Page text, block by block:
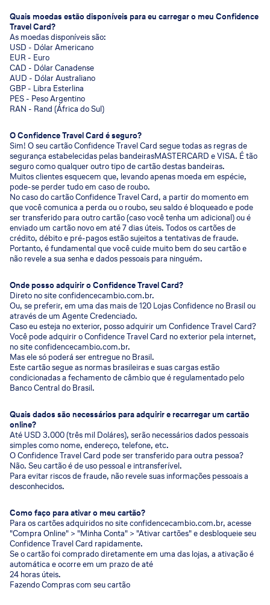
Quais moedas estão disponíveis para eu carregar o meu Confidence
Travel Card?
As moedas disponíveis são:
USD - Dólar Americano
EUR - Euro
CAD - Dólar Canadense
AUD - Dólar Australiano
GBP - Libra Esterlina
PES - Peso Argentino
RAN - Rand (África do Sul)
O Confidence Travel Card é seguro?
Sim! O seu cartão Confidence Travel Card segue todas as regras de
segurança estabelecidas pelas bandeirasMASTERCARD e VISA. É tão
seguro como qualquer outro tipo de cartão destas bandeiras.
Muitos clientes esquecem que, levando apenas moeda em espécie,
pode-se perder tudo em caso de roubo.
No caso do cartão Confidence Travel Card, a partir do momento em
que você comunica a perda ou o roubo, seu saldo é bloqueado e pode
ser transferido para outro cartão (caso você tenha um adicional) ou é
enviado um cartão novo em até 7 dias úteis. Todos os cartões de
crédito, débito e pré-pagos estão sujeitos a tentativas de fraude.
Portanto, é fundamental que você cuide muito bem do seu cartão e
não revele a sua senha e dados pessoais para ninguém.
Onde posso adquirir o Confidence Travel Card?
Direto no site confidencecambio.com.br.
Ou, se preferir, em uma das mais de 120 Lojas Confidence no Brasil ou
através de um Agente Credenciado.
Caso eu esteja no exterior, posso adquirir um Confidence Travel Card?
Você pode adquirir o Confidence Travel Card no exterior pela internet,
no site confidencecambio.com.br.
Mas ele só poderá ser entregue no Brasil.
Este cartão segue as normas brasileiras e suas cargas estão
condicionadas a fechamento de câmbio que é regulamentado pelo
Banco Central do Brasil.
Quais dados são necessários para adquirir e recarregar um cartão
online?
Até USD 3.000 (três mil Doláres), serão necessários dados pessoais
simples como nome, endereço, telefone, etc.
O Confidence Travel Card pode ser transferido para outra pessoa?
Não. Seu cartão é de uso pessoal e intransferível.
Para evitar riscos de fraude, não revele suas informações pessoais a
desconhecidos.
Como faço para ativar o meu cartão?
Para os cartões adquiridos no site confidencecambio.com.br, acesse
"Compra Online" > "Minha Conta" > "Ativar cartões" e desbloqueie seu
Confidence Travel Card rapidamente.
Se o cartão foi comprado diretamente em uma das lojas, a ativação é
automática e ocorre em um prazo de até
24 horas úteis.
Fazendo Compras com seu cartão